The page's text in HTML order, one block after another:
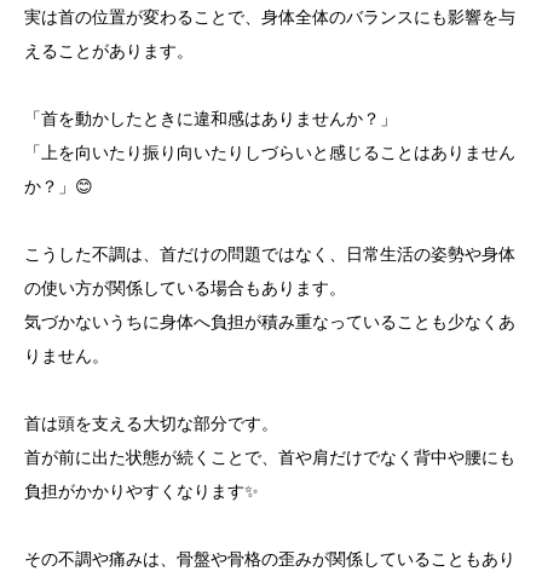
実は首の位置が変わることで、身体全体のバランスにも影響を与
えることがあります。
「首を動かしたときに違和感はありませんか？」
「上を向いたり振り向いたりしづらいと感じることはありません
か？」😊
こうした不調は、首だけの問題ではなく、日常生活の姿勢や身体
の使い方が関係している場合もあります。
気づかないうちに身体へ負担が積み重なっていることも少なくあ
りません。
首は頭を支える大切な部分です。
首が前に出た状態が続くことで、首や肩だけでなく背中や腰にも
負担がかかりやすくなります✨
その不調や痛みは、骨盤や骨格の歪みが関係していることもあり